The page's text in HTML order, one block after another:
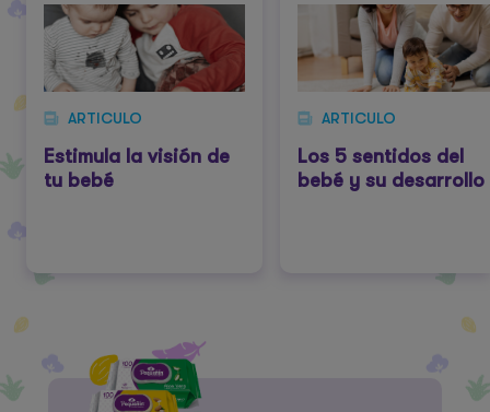
ARTICULO
Estimula la visión de
tu bebé
ARTICULO
Los 5 sentidos del
bebé y su desarrollo